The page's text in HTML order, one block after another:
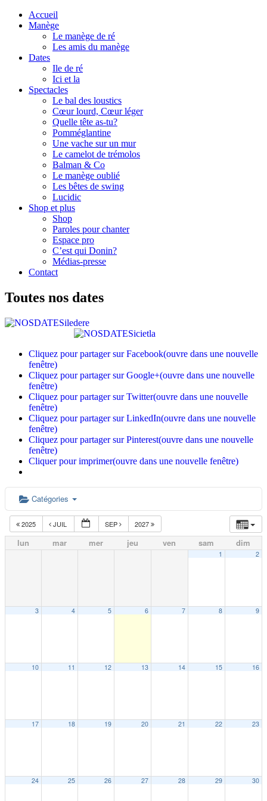
Accueil
Manège
Le manège de ré
Les amis du manège
Dates
Ile de ré
Ici et la
Spectacles
Le bal des loustics
Cœur lourd, Cœur léger
Quelle tête as-tu?
Pomméglantine
Une vache sur un mur
Le camelot de trémolos
Balman & Co
Le manège oublié
Les bêtes de swing
Lucidic
Shop et plus
Shop
Paroles pour chanter
Espace pro
C’est qui Donin?
Médias-presse
Contact
Toutes nos dates
Cliquez pour partager sur Facebook(ouvre dans une nouvelle
fenêtre)
Cliquez pour partager sur Google+(ouvre dans une nouvelle
fenêtre)
Cliquez pour partager sur Twitter(ouvre dans une nouvelle
fenêtre)
Cliquez pour partager sur LinkedIn(ouvre dans une nouvelle
fenêtre)
Cliquez pour partager sur Pinterest(ouvre dans une nouvelle
fenêtre)
Cliquer pour imprimer(ouvre dans une nouvelle fenêtre)
Catégories
2025 JUIL SEP 2027
lun mar mer jeu ven sam dim
1 2
3 4 5 6 7 8 9
10 11 12 13 14 15 16
17 18 19 20 21 22 23
24 25 26 27 28 29 30